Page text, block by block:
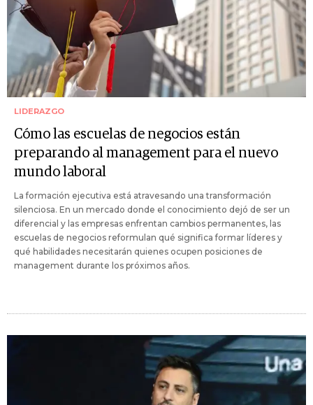
LIDERAZGO
Cómo las escuelas de negocios están
preparando al management para el nuevo
mundo laboral
La formación ejecutiva está atravesando una transformación
silenciosa. En un mercado donde el conocimiento dejó de ser un
diferencial y las empresas enfrentan cambios permanentes, las
escuelas de negocios reformulan qué significa formar líderes y
qué habilidades necesitarán quienes ocupen posiciones de
management durante los próximos años.